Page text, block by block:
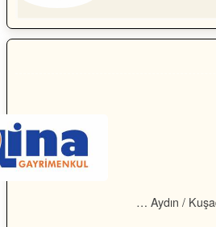
Turkey Aydın / Kuşadası